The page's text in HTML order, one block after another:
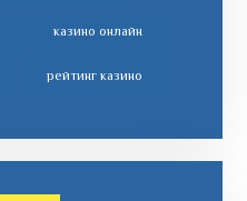
казино онлайн
рейтинг казино